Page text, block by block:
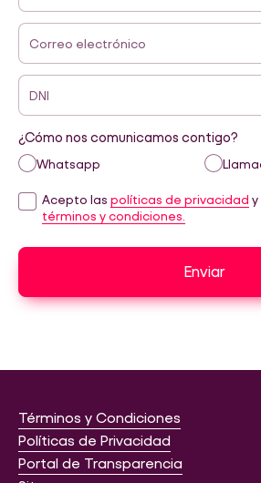
Correo electrónico
DNI
¿Cómo nos comunicamos contigo?
Whatsapp
Acepto las políticas de privacidad y
términos y condiciones.
Enviar
Términos y Condiciones
Políticas de Privacidad
Portal de Transparencia